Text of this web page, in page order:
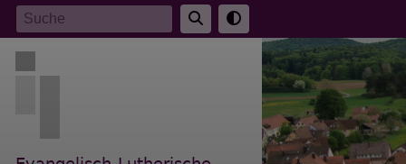
Direkt
zum
Inhalt